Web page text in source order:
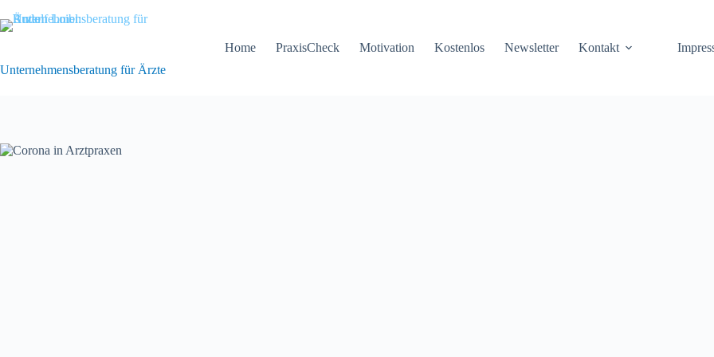
Inhalt
springen
Unternehmensberatung für Ärzte
Home PraxisCheck Motivation Kostenlos Newsletter Kontakt